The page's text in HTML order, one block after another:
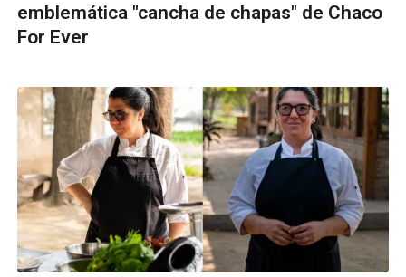
emblemática "cancha de chapas" de Chaco
For Ever